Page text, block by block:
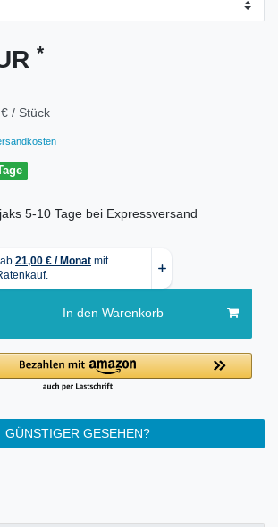
*
/ Stück
5-10 Tage bei Expressversand
In den Warenkorb
GÜNSTIGER GESEHEN?